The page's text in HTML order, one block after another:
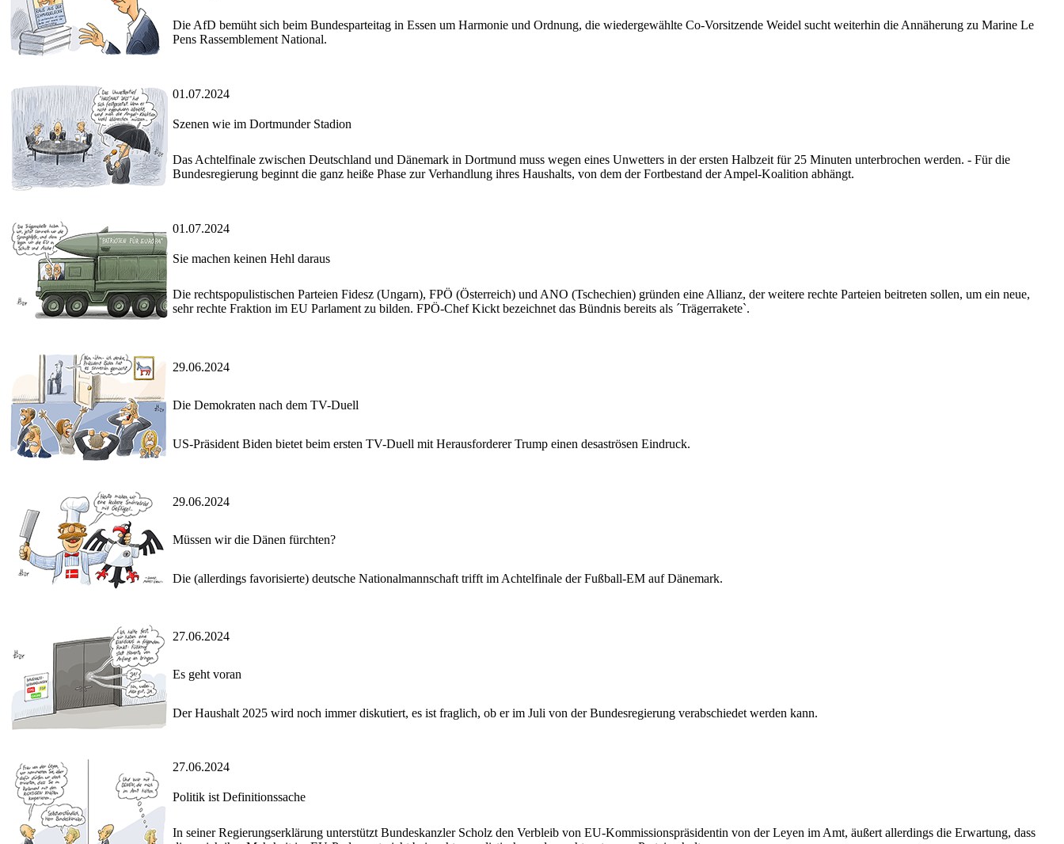
Die AfD bemüht sich beim Bundesparteitag in Essen um Harmonie und Ordnung, die wiedergewählte Co-Vorsitzende Weidel sucht weiterhin die Annäherung zu Marine Le
Pens Rassemblement National.
01.07.2024
Szenen wie im Dortmunder Stadion
Das Achtelfinale zwischen Deutschland und Dänemark in Dortmund muss wegen eines Unwetters in der ersten Halbzeit für 25 Minuten unterbrochen werden. - Für die
Bundesregierung beginnt die ganz heiße Phase zur Verhandlung ihres Haushalts, von dem der Fortbestand der Ampel-Koalition abhängt.
01.07.2024
Sie machen keinen Hehl daraus
Die rechtspopulistischen Parteien Fidesz (Ungarn), FPÖ (Österreich) und ANO (Tschechien) gründen eine Allianz, der weitere rechte Parteien beitreten sollen, um ein neue,
sehr rechte Fraktion im EU Parlament zu bilden. FPÖ-Chef Kickt bezeichnet das Bündnis bereits als ´Trägerrakete`.
29.06.2024
Die Demokraten nach dem TV-Duell
US-Präsident Biden bietet beim ersten TV-Duell mit Herausforderer Trump einen desaströsen Eindruck.
29.06.2024
Müssen wir die Dänen fürchten?
Die (allerdings favorisierte) deutsche Nationalmannschaft trifft im Achtelfinale der Fußball-EM auf Dänemark.
27.06.2024
Es geht voran
Der Haushalt 2025 wird noch immer diskutiert, es ist fraglich, ob er im Juli von der Bundesregierung verabschiedet werden kann.
27.06.2024
Politik ist Definitionssache
In seiner Regierungserklärung unterstützt Bundeskanzler Scholz den Verbleib von EU-Kommissionspräsidentin von der Leyen im Amt, äußert allerdings die Erwartung, dass